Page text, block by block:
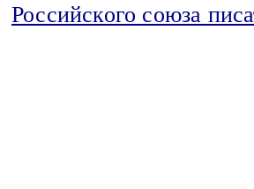
Российского союза